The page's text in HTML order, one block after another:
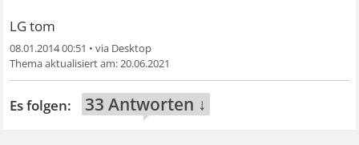
LG tom
08.01.2014 00:51 •
20.06.2021
33 Antworten ↓